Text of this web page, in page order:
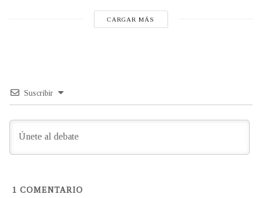
CARGAR MÁS
Suscribir
1 COMENTARIO